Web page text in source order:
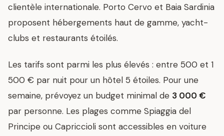
clientèle internationale. Porto Cervo et Baia Sardinia
proposent hébergements haut de gamme, yacht-
clubs et restaurants étoilés.
Les tarifs sont parmi les plus élevés : entre 500 et 1
500 € par nuit pour un hôtel 5 étoiles. Pour une
semaine, prévoyez un budget minimal de 3 000 €
par personne. Les plages comme Spiaggia del
Principe ou Capriccioli sont accessibles en voiture